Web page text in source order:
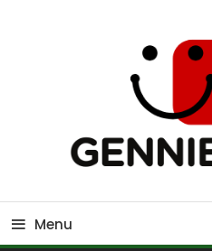
GennieWalk
Menu